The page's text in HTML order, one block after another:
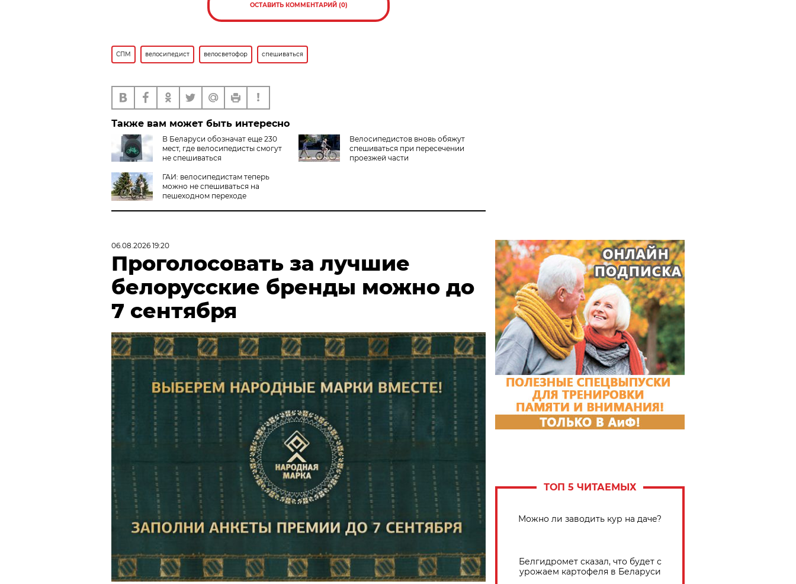
ОСТАВИТЬ КОММЕНТАРИЙ (0)
СПМ велосипедист велосветофор спешиваться
Также вам может быть интересно
В Беларуси обозначат еще 230
мест, где велосипедисты смогут
не спешиваться
Велосипедистов вновь обяжут
спешиваться при пересечении
проезжей части
ГАИ: велосипедистам теперь
можно не спешиваться на
пешеходном переходе
06.08.2026 19:20
Проголосовать за лучшие
белорусские бренды можно до
7 сентября
ТОП 5 ЧИТАЕМЫХ
Можно ли заводить кур на даче?
Белгидромет сказал, что будет с
урожаем картофеля в Беларуси